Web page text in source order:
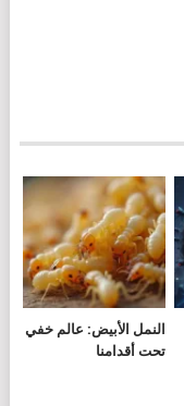
النمل الأبيض: عالم خفي
تحت أقدامنا